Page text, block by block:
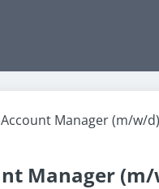
Account Manager (m/w/
Manager